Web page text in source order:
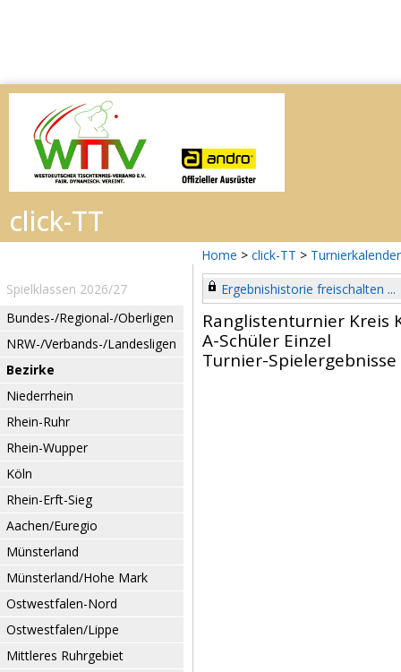
Home > click-TT > Turnierkalender
Spielklassen 2026/27
Bundes-/Regional-/Oberligen
NRW-/Verbands-/Landesligen
Bezirke
Niederrhein
Rhein-Ruhr
Rhein-Wupper
Köln
Rhein-Erft-Sieg
Aachen/Euregio
Münsterland
Münsterland/Hohe Mark
Ostwestfalen-Nord
Ostwestfalen/Lippe
Mittleres Ruhrgebiet
Ergebnishistorie freischalten ...
Ranglistenturnier Kreis
A-Schüler Einzel
Turnier-Spielergebnisse